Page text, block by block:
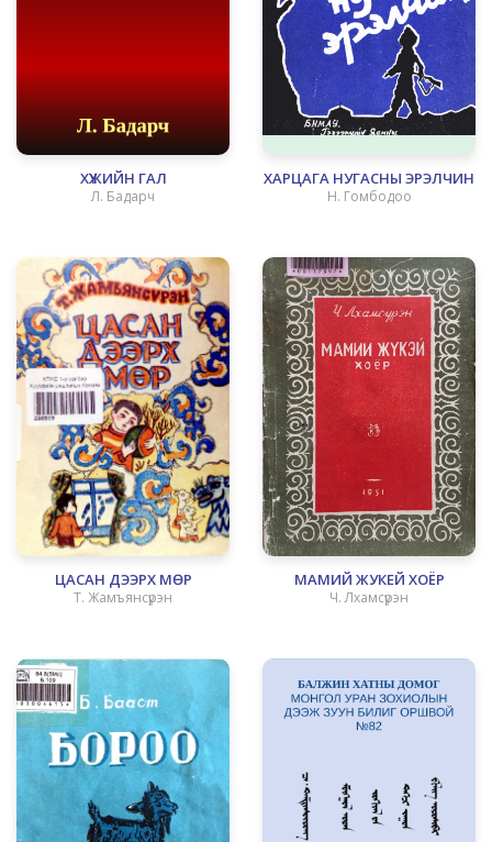
ХҮЖИЙН ГАЛ
Л. Бадарч
ХАРЦАГА НУГАСНЫ ЭРЭЛЧИН
Н. Гомбодоо
ЦАСАН ДЭЭРХ МӨР
Т. Жамъянсүрэн
МАМИЙ ЖУКЕЙ ХОЁР
Ч. Лхамсүрэн